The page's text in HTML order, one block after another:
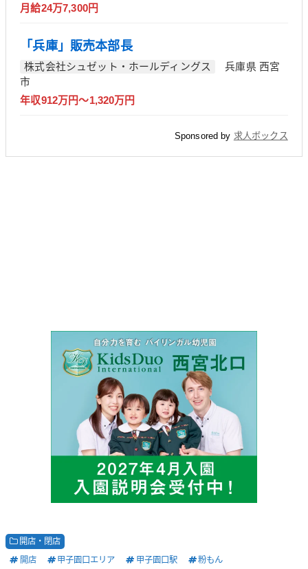
月給24万7,300円
「兵庫」販売本部長
株式会社シュゼット・ホールディングス
兵庫県 西宮
市
年収912万円～1,320万円
Sponsored by 求人ボックス
開店・閉店
開店
甲子園口エリア 甲子園口駅
粉もん